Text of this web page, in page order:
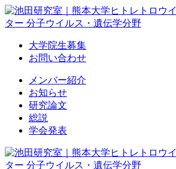
Skip
to
content
大学院生募集
お問い合わせ
メンバー紹介
お知らせ
研究論文
総説
学会発表